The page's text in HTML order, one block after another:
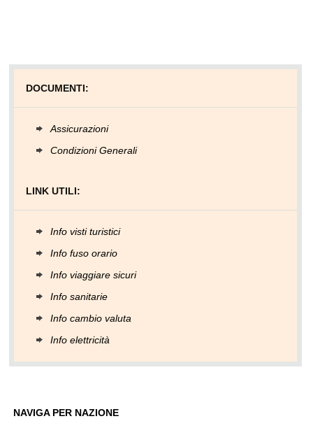
DOCUMENTI:
Assicurazioni
Condizioni Generali
LINK UTILI:
Info visti turistici
Info fuso orario
Info viaggiare sicuri
Info sanitarie
Info cambio valuta
Info elettricità
NAVIGA PER NAZIONE